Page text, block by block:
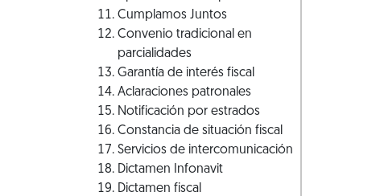
Cumplamos Juntos
Convenio tradicional en
parcialidades
Garantía de interés fiscal
Aclaraciones patronales
Notificación por estrados
Constancia de situación fiscal
Servicios de intercomunicación
Dictamen Infonavit
Dictamen fiscal